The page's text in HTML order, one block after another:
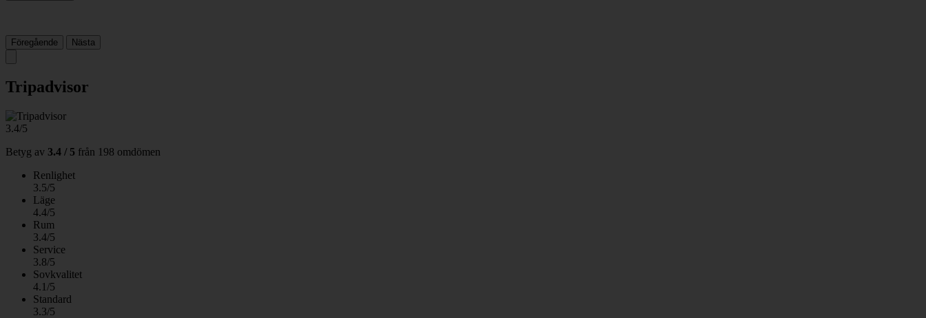
Föregående Nästa
Tripadvisor
3.4/5
Betyg av 3.4 / 5 från 198 omdömen
Renlighet
3.5/5
Läge
4.4/5
Rum
3.4/5
Service
3.8/5
Sovkvalitet
4.1/5
Standard
3.3/5